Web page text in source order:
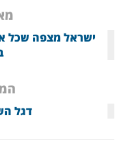
ישראל מצפה שכל
דגל